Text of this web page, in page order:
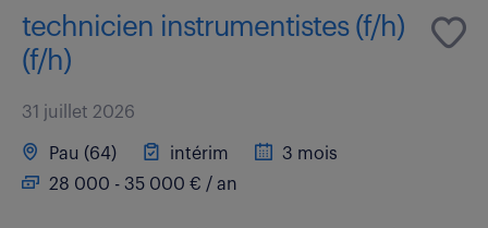
technicien instrumentistes (f/h)
(f/h)
31 juillet 2026
Pau (64) intérim
3 mois
28 000 - 35 000 € / an